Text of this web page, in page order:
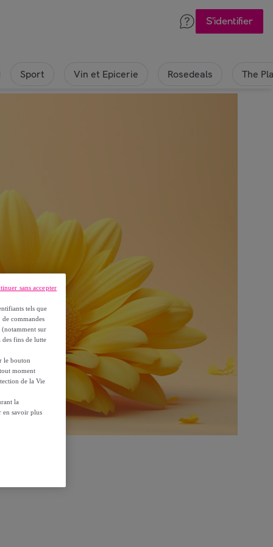
S'identifier
Sport Vin et Epicerie Rosedeals The
tels que
commandes
(notamment sur
des fins de lutte
le bouton
moment
de la Vie
la
en savoir plus
sans accepter